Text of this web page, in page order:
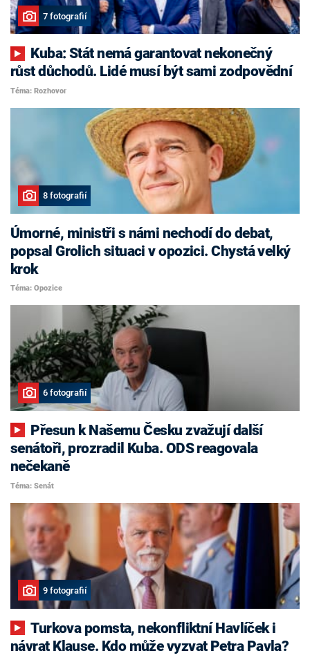
7 fotografií
růst důchodů. Lidé musí být sami zodpovědní
Téma: Rozhovor
8 fotografií
Úmorné, ministři s námi nechodí do debat,
popsal Grolich situaci v opozici. Chystá velký
krok
Téma: Opozice
6 fotografií
senátoři, prozradil Kuba. ODS reagovala
nečekaně
Téma: Senát
9 fotografií
Turkova pomsta, nekonfliktní Havlíček i
návrat Klause. Kdo může vyzvat Petra Pavla?